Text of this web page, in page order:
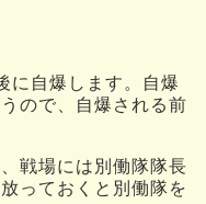
に自爆します。自爆
ので、自爆される前
戦場には別働隊隊長
っておくと別働隊を